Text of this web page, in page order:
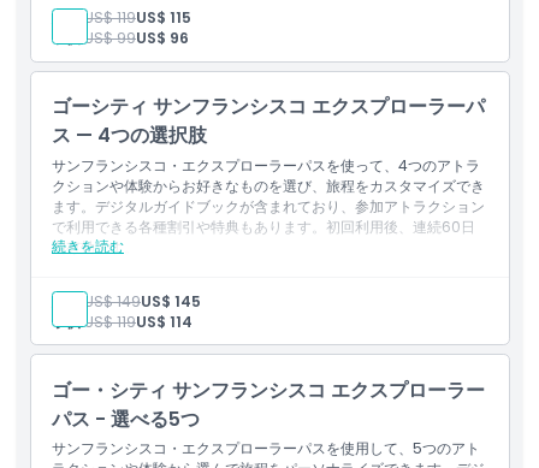
サンフランシスコのケーブルカー（MUNIパス付き）
アクアリウム・オブ・ザ・ベイ
エクスプロラトリウム
サンフランシスコ動物園
カリフォルニア科学アカデミー
ザ・フライヤーSFと7D体験
USSパンパニート
サンフランシスコ湾クルーズ
エスケープ・フロム・ザ・ロック
1日乗り降り自由のバスツアー.
大人: US$ 119US$ 115
子供: US$ 99US$ 96
ゴーシティ サンフランシスコ エクスプローラーパ
ス — 4つの選択肢
サンフランシスコ・エクスプローラーパスを使って、4つのアトラ
クションや体験からお好きなものを選び、旅程をカスタマイズでき
ます。デジタルガイドブックが含まれており、参加アトラクション
で利用できる各種割引や特典もあります。初回利用後、連続60日
間有効です。
続きを読む
含まれているアトラクションや体験の一例：
サンフランシスコのケーブルカー（MUNIパス付き）
アクアリウム・オブ・ザ・ベイ
エクスプロラトリウム
サンフランシスコ動物園
カリフォルニア科学アカデミー
フライヤーSFと7Dエクスペリエンス
USSパンパニート
サンフランシスコ湾クルーズ
大人: US$ 149US$ 145
子供:US$ 119US$ 114
ゴー・シティ サンフランシスコ エクスプローラー
パス - 選べる5つ
サンフランシスコ・エクスプローラーパスを使用して、5つのアト